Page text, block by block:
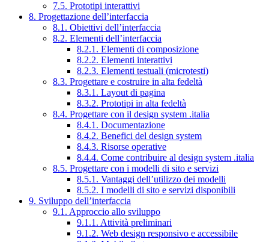
7.5. Prototipi interattivi
8. Progettazione dell’interfaccia
8.1. Obiettivi dell’interfaccia
8.2. Elementi dell’interfaccia
8.2.1. Elementi di composizione
8.2.2. Elementi interattivi
8.2.3. Elementi testuali (microtesti)
8.3. Progettare e costruire in alta fedeltà
8.3.1. Layout di pagina
8.3.2. Prototipi in alta fedeltà
8.4. Progettare con il design system .italia
8.4.1. Documentazione
8.4.2. Benefici del design system
8.4.3. Risorse operative
8.4.4. Come contribuire al design system .italia
8.5. Progettare con i modelli di sito e servizi
8.5.1. Vantaggi dell’utilizzo dei modelli
8.5.2. I modelli di sito e servizi disponibili
9. Sviluppo dell’interfaccia
9.1. Approccio allo sviluppo
9.1.1. Attività preliminari
9.1.2. Web design responsivo e accessibile